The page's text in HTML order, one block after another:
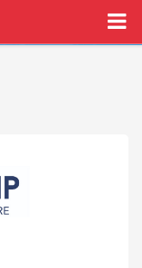
心购房